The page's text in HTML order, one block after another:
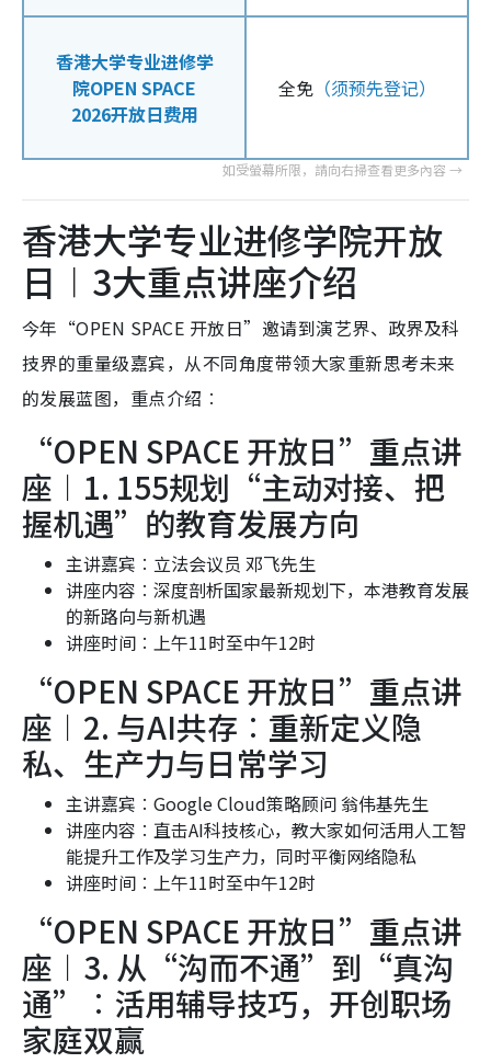
香港大学专业进修学
院OPEN SPACE
2026开放日费用
全免（须预先登记）
香港大学专业进修学院开放
日︱3大重点讲座介绍
今年“OPEN SPACE 开放日”邀请到演艺界、政界及科
技界的重量级嘉宾，从不同角度带领大家重新思考未来
的发展蓝图，重点介绍︰
“OPEN SPACE 开放日”重点讲
座︱1. 155规划“主动对接、把
握机遇”的教育发展方向
主讲嘉宾︰立法会议员 邓飞先生
讲座内容︰深度剖析国家最新规划下，本港教育发展
的新路向与新机遇
讲座时间︰ 上午11时至中午12时
“OPEN SPACE 开放日”重点讲
座︱2. 与AI共存︰重新定义隐
私、生产力与日常学习
主讲嘉宾︰Google Cloud策略顾问 翁伟基先生
讲座内容︰直击AI科技核心，教大家如何活用人工智
能提升工作及学习生产力，同时平衡网络隐私
讲座时间︰ 上午11时至中午12时
“OPEN SPACE 开放日”重点讲
座︱3. 从“沟而不通”到“真沟
通”︰活用辅导技巧，开创职场
家庭双赢